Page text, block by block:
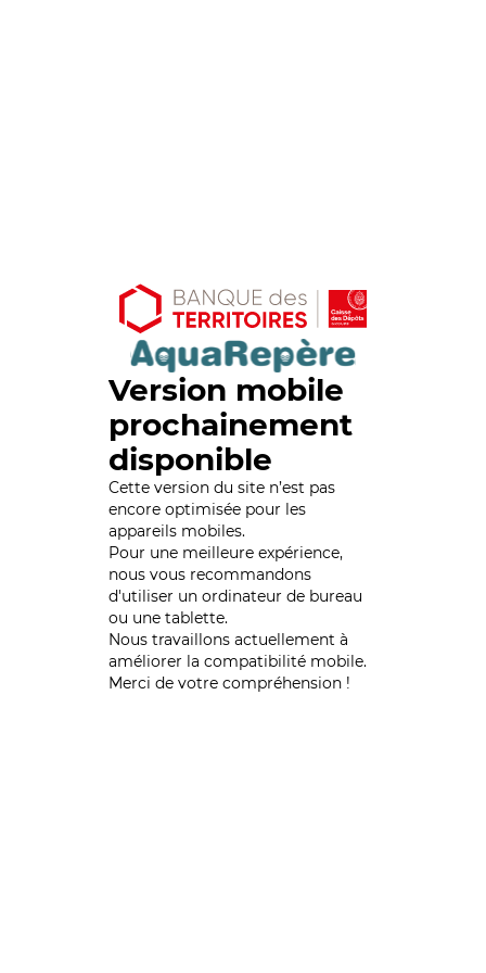
Version mobile
prochainement
disponible
Cette version du site n’est pas
encore optimisée pour les
appareils mobiles.
Pour une meilleure expérience,
nous vous recommandons
d'utiliser un ordinateur de bureau
ou une tablette.
Nous travaillons actuellement à
améliorer la compatibilité mobile.
Merci de votre compréhension !